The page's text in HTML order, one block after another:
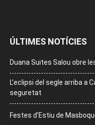
ÚLTIMES NOTÍCIES
Duana Suites Salou obre
L’eclipsi del segle arriba a
seguretat
Festes d’Estiu de